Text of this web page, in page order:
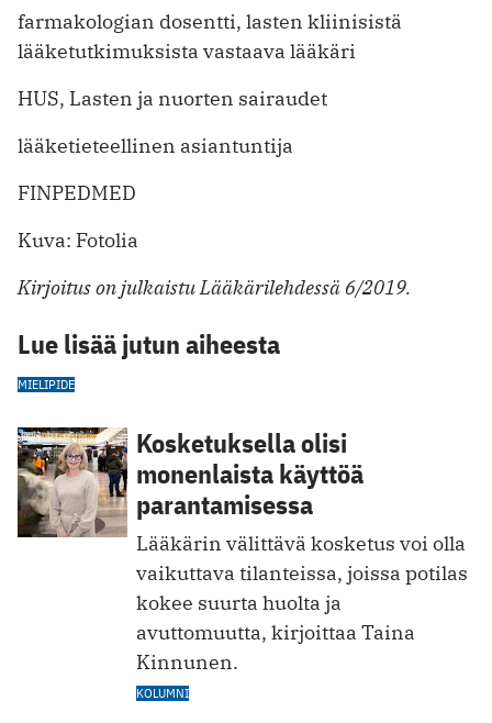
farmakologian dosentti, lasten kliinisistä
lääketutkimuksista vastaava lääkäri
HUS, Lasten ja nuorten sairaudet
lääketieteellinen asiantuntija
FINPEDMED
Kuva: Fotolia
Kirjoitus on julkaistu Lääkärilehdessä 6/2019.
Lue lisää jutun aiheesta
MIELIPIDE
Kosketuksella olisi
monenlaista käyttöä
parantamisessa
Lääkärin välittävä kosketus voi olla
vaikuttava tilanteissa, joissa potilas
kokee suurta huolta ja
avuttomuutta, kirjoittaa Taina
Kinnunen.
KOLUMNI